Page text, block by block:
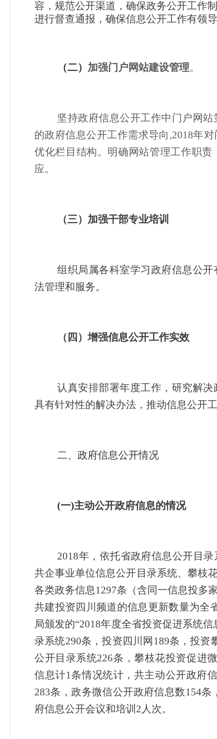
容，规范公开渠道，确保政务公开工作
进行督查通报，确保信息公开工作有领
（二） 加强门户网站建设管理。
坚持政府信息公开工作中门户网
的政府信息公开工作需求导向,2018年
优化栏目结构。明确网站管理工作职
应。
（三）加强干部专业培训
组织局属各科室学习政府信息公
法管理和服务。
（四）增强信息公开工作实效
认真安排部署年度工作，研究解
具有针对性的解决办法，推动信息公开
二、政府信息公开情况
(一)主动公开政府信息的情况
2018年，依托省政府信息公开目
共企事业单位信息公开目录系统、攀枝
各类政务信息1297条（含同一信息投多
共建投资四川频道的信息更新数量为全
局颁发的“2018年度全省投资促进系统
录系统290条，投资四川网189条，投
公开目录系统226条，攀枝花投资促进
信息计1条情况统计，共主动公开政府
283条，政务微信公开政府信息数154
府信息公开会议和培训2人次。